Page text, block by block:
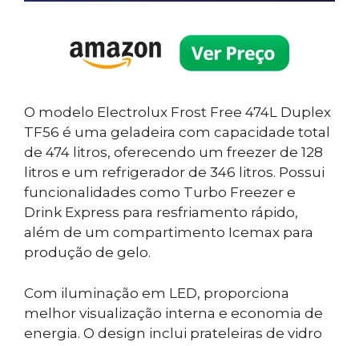
O modelo Electrolux Frost Free 474L Duplex
TF56 é uma geladeira com capacidade total
de 474 litros, oferecendo um freezer de 128
litros e um refrigerador de 346 litros. Possui
funcionalidades como Turbo Freezer e
Drink Express para resfriamento rápido,
além de um compartimento Icemax para
produção de gelo.
Com iluminação em LED, proporciona
melhor visualização interna e economia de
energia. O design inclui prateleiras de vidro